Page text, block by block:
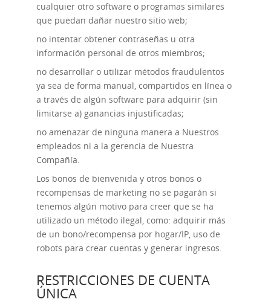
cualquier otro software o programas similares
que puedan dañar nuestro sitio web;
no intentar obtener contraseñas u otra
información personal de otros miembros;
no desarrollar o utilizar métodos fraudulentos
ya sea de forma manual, compartidos en línea o
a través de algún software para adquirir (sin
limitarse a) ganancias injustificadas;
no amenazar de ninguna manera a Nuestros
empleados ni a la gerencia de Nuestra
Compañía.
Los bonos de bienvenida y otros bonos o
recompensas de marketing no se pagarán si
tenemos algún motivo para creer que se ha
utilizado un método ilegal, como: adquirir más
de un bono/recompensa por hogar/IP, uso de
robots para crear cuentas y generar ingresos.
RESTRICCIONES DE CUENTA
ÚNICA